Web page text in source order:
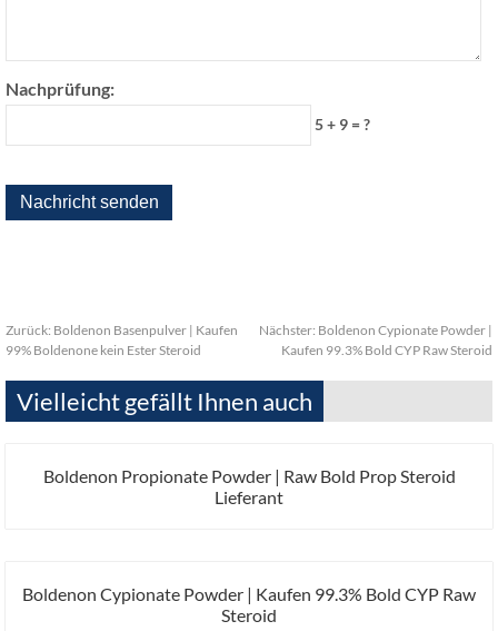
Nachprüfung:
5 + 9 = ?
Zurück: Boldenon Basenpulver | Kaufen
99% Boldenone kein Ester Steroid
Nächster: Boldenon Cypionate Powder |
Kaufen 99.3% Bold CYP Raw Steroid
Vielleicht gefällt Ihnen auch
Boldenon Propionate Powder | Raw Bold Prop Steroid
Lieferant
Boldenon Cypionate Powder | Kaufen 99.3% Bold CYP Raw
Steroid